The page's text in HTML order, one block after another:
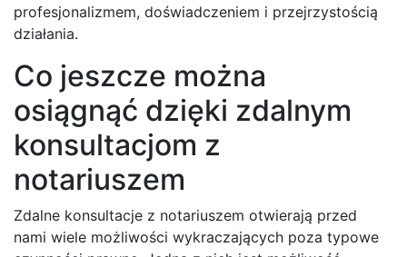
profesjonalizmem, doświadczeniem i przejrzystością
działania.
Co jeszcze można
osiągnąć dzięki zdalnym
konsultacjom z
notariuszem
Zdalne konsultacje z notariuszem otwierają przed
nami wiele możliwości wykraczających poza typowe